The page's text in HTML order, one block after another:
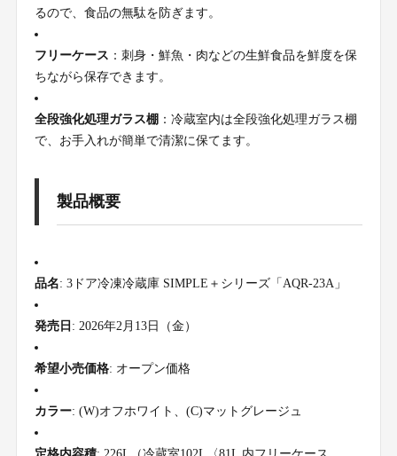
るので、食品の無駄を防ぎます。
フリーケース ：刺身・鮮魚・肉などの生鮮食品を鮮度を保
ちながら保存できます。
全段強化処理ガラス棚 ：冷蔵室内は全段強化処理ガラス棚
で、お手入れが簡単で清潔に保てます。
製品概要
品名: 3ドア冷凍冷蔵庫 SIMPLE＋シリーズ「AQR-23A」
発売日 : 2026年2月13日（金）
希望小売価格: オープン価格
カラー: (W)オフホワイト、(C)マットグレージュ